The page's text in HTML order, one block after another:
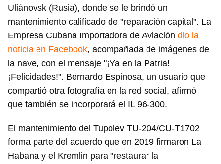
Uliánovsk (Rusia), donde se le brindó un
mantenimiento calificado de "reparación capital". La
Empresa Cubana Importadora de Aviación dio la
noticia en Facebook, acompañada de imágenes de
la nave, con el mensaje "¡Ya en la Patria!
¡Felicidades!". Bernardo Espinosa, un usuario que
compartió otra fotografía en la red social, afirmó
que también se incorporará el IL 96-300.
El mantenimiento del Tupolev TU-204/CU-T1702
forma parte del acuerdo que en 2019 firmaron La
Habana y el Kremlin para "restaurar la